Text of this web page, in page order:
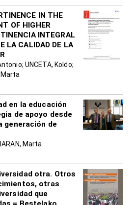
IN THE
OF HIGHER
INTEGRAL
LA CALIDAD DE LA
UNCETA, Koldo;
Marta
en la educación
de apoyo desde
generación de
Marta
otra. Otros
otras
que